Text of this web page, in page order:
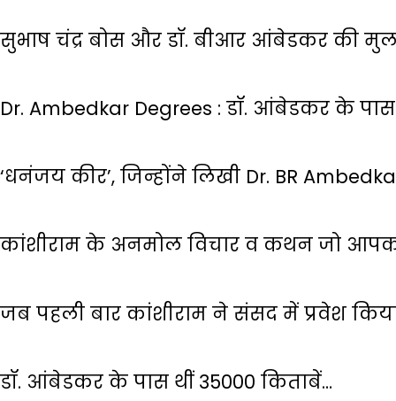
सुभाष चंद्र बोस और डॉ. बीआर आंबेडकर की
Dr. Ambedkar Degrees : डॉ. आंबेडकर के पास
‘धनंजय कीर’, जिन्होंने लिखी Dr. BR
कांशीराम के अनमोल विचार व कथन जो
जब पहली बार कांशीराम ने संसद में प्रवेश
डॉ. आंबेडकर के पास थीं 35000 किताबें…